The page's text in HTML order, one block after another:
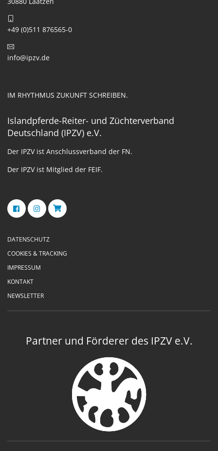
+49 (0)511 876565-0
info@ipzv.de
IM RHYTHMUS ZUKUNFT SCHREIBEN.
Islandpferde-Reiter- und Züchterverband
Deutschland (IPZV) e.V.
Der IPZV ist Anschlussverband der FN.
Der IPZV ist Mitglied der FEIF.
DATENSCHUTZ
COOKIES & TRACKING
IMPRESSUM
KONTAKT
NEWSLETTER
Partner und Förderer des IPZV e.V.